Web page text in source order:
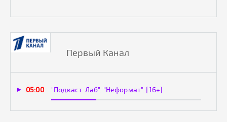
Первый Канал
05:00 "Подкаст. Лаб". "Неформат". [16+]